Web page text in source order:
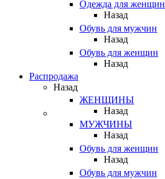
Одежда для женщин
Назад
Обувь для мужчин
Назад
Обувь для женщин
Назад
Распродажа
Назад
ЖЕНЩИНЫ
Назад
МУЖЧИНЫ
Назад
Обувь для женщин
Назад
Обувь для мужчин